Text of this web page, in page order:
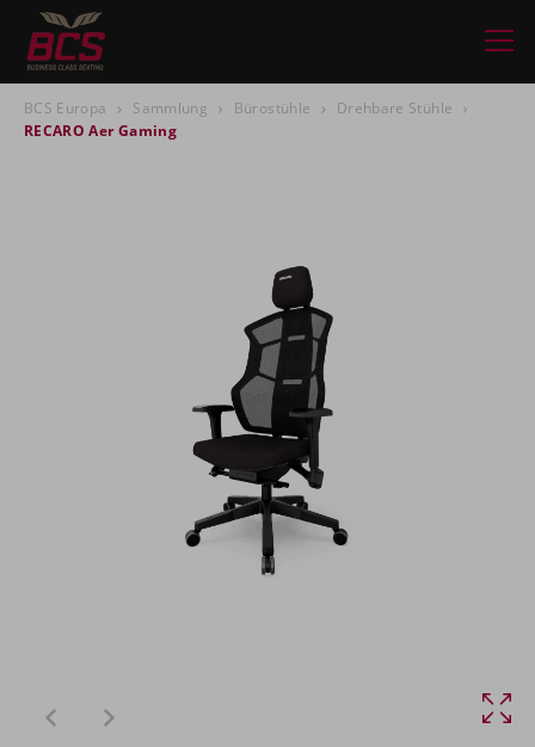
BCS Europa Sammlung Bürostühle
Drehbare Stühle
RECARO Aer Gaming